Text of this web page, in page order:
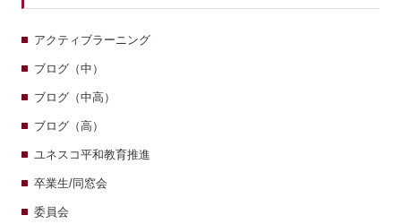
アクティブラーニング
ブログ（中）
ブログ（中高）
ブログ（高）
ユネスコ平和教育推進
卒業生/同窓会
委員会